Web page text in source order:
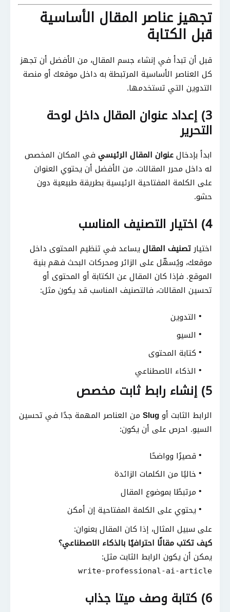
تجهيز عناصر المقال الأساسية
قبل الكتابة
قبل أن تبدأ في إنشاء جسم المقال، من الأفضل أن تجهز
كل العناصر الأساسية المرتبطة به داخل موقعك أو منصة
التدوين التي تستخدمها.
3) إعداد عنوان المقال داخل لوحة
التحرير
ابدأ بإدخالعنوان المقال الرئيسي في المكان المخصص
له داخل محرر المقالات. من الأفضل أن يحتوي العنوان
على الكلمة المفتاحية الرئيسية بطريقة طبيعية دون
حشو.
4) اختيار التصنيف المناسب
اختيارتصنيف المقال يساعد في تنظيم المحتوى داخل
موقعك، ويُسهّل على الزائر ومحركات البحث فهم بنية
الموقع. فإذا كان المقال عن الكتابة أو المحتوى أو
تحسين المقالات، فالتصنيف المناسب قد يكون مثل:
التدوين
السيو
كتابة المحتوى
الذكاء الاصطناعي
5) إنشاء رابط ثابت مخصص
الرابط الثابت أوSlug من العناصر المهمة جدًا في تحسين
السيو. احرص على أن يكون:
قصيرًا وواضحًا
خاليًا من الكلمات الزائدة
مرتبطًا بموضوع المقال
يحتوي على الكلمة المفتاحية إن أمكن
على سبيل المثال، إذا كان المقال بعنوان:
كيف تكتب مقالًا احترافيًا بالذكاء الاصطناعي؟
يمكن أن يكون الرابط الثابت مثل:
write-professional-ai-article
6) كتابة وصف ميتا جذاب